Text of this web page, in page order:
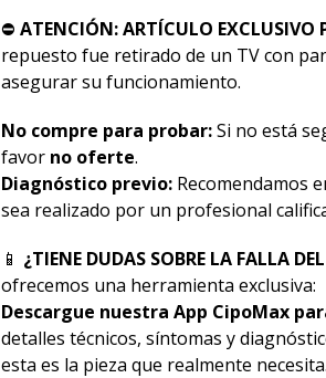
⛔ ATENCIÓN: ARTÍCULO EXCLUSIVO
repuesto fue retirado de un TV con
asegurar su funcionamiento.
No compre para probar:Si no está
favor no oferte.
Diagnóstico previo:Recomendamos
sea realizado por un profesional
📱 ¿TIENE DUDAS SOBRE LA FALLA
ofrecemos una herramienta exclusiva:
Descargue nuestra App CipoMax
detalles técnicos, síntomas y
esta es la pieza que realmente necesita.